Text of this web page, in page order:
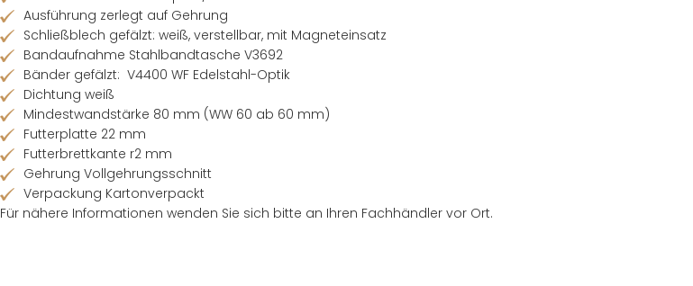
Ausführung zerlegt auf Gehrung
Schließblech gefälzt: weiß, verstellbar, mit Magneteinsatz
Bandaufnahme Stahlbandtasche V3692
Bänder gefälzt: V4400 WF Edelstahl-Optik
Dichtung weiß
Mindestwandstärke 80 mm (WW 60 ab 60 mm)
Futterplatte 22 mm
Futterbrettkante r2 mm
Gehrung Vollgehrungsschnitt
Verpackung Kartonverpackt
Für nähere Informationen wenden Sie sich bitte an Ihren Fachhändler vor Ort.